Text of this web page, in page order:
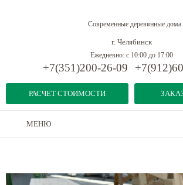
Современные деревянные дома
г. Челябинск
РАСЧЕТ СТОИМОСТИ
Ежедневно: с 10:00 до 17:00
+7(351)200-26-09
МЕНЮ